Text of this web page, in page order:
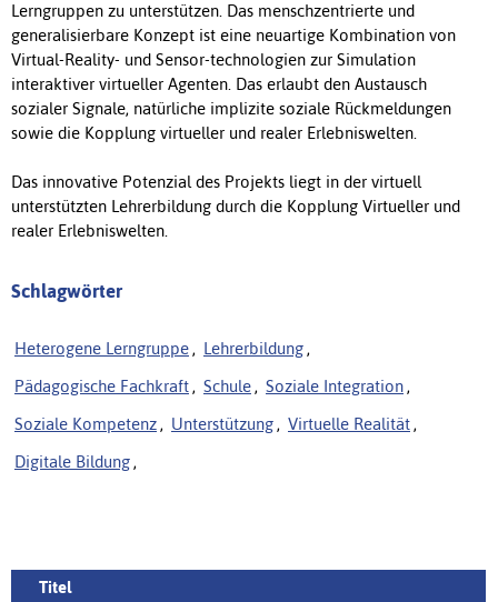
Lerngruppen zu unterstützen. Das menschzentrierte und
generalisierbare Konzept ist eine neuartige Kombination von
Virtual-Reality- und Sensor-technologien zur Simulation
interaktiver virtueller Agenten. Das erlaubt den Austausch
sozialer Signale, natürliche implizite soziale Rückmeldungen
sowie die Kopplung virtueller und realer Erlebniswelten.
Das innovative Potenzial des Projekts liegt in der virtuell
unterstützten Lehrerbildung durch die Kopplung Virtueller und
realer Erlebniswelten.
Schlagwörter
Heterogene Lerngruppe , Lehrerbildung ,
Pädagogische Fachkraft , Schule , Soziale Integration ,
Soziale Kompetenz , Unterstützung , Virtuelle Realität ,
Digitale Bildung ,
Titel